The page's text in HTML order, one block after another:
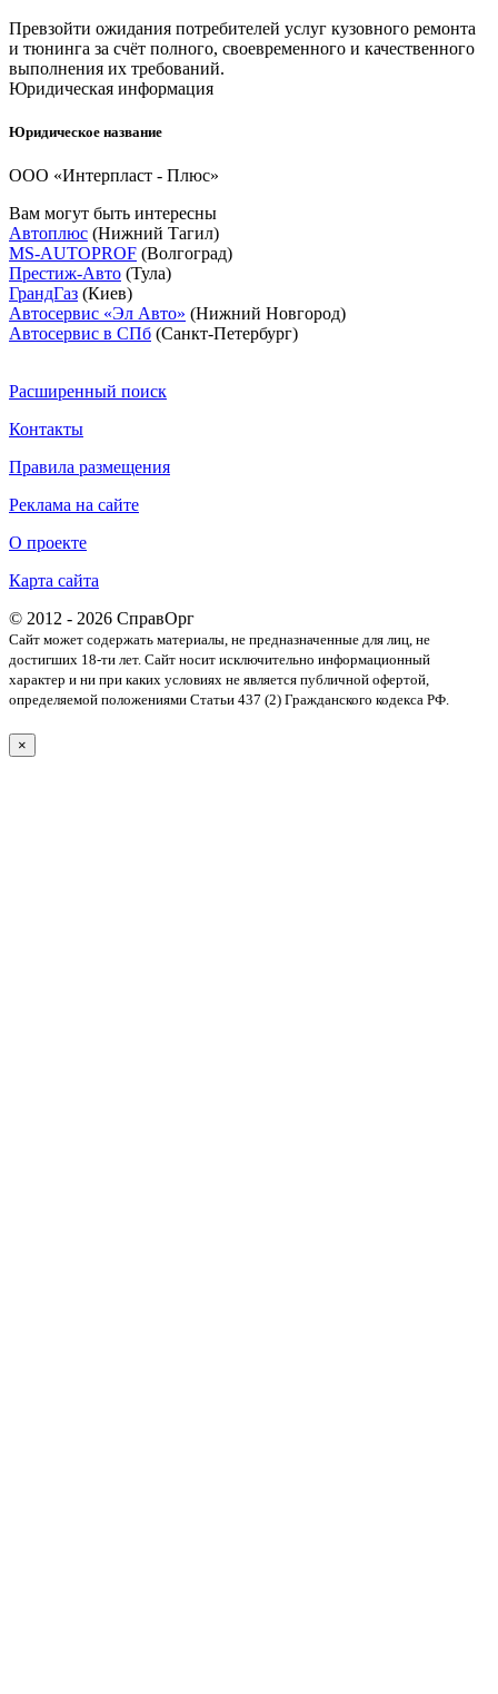
Превзойти ожидания потребителей услуг кузовного ремонта
и тюнинга за счёт полного, своевременного и качественного
выполнения их требований.
Юридическая информация
Юридическое название
ООО «Интерпласт - Плюс»
Вам могут быть интересны
Автоплюс (Нижний Тагил)
MS-AUTOPROF (Волгоград)
Престиж-Авто (Тула)
ГрандГаз (Киев)
Автосервис «Эл Авто» (Нижний Новгород)
Автосервис в СПб (Санкт-Петербург)
Расширенный поиск
Контакты
Правила размещения
Реклама на сайте
О проекте
Карта сайта
© 2012 - 2026 СправОрг
Сайт может содержать материалы, не предназначенные для лиц, не
достигших 18-ти лет. Cайт носит исключительно информационный
характер и ни при каких условиях не является публичной офертой,
определяемой положениями Статьи 437 (2) Гражданского кодекса РФ.
×